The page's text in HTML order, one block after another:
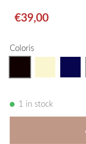
€39,00
Coloris
1 in stock